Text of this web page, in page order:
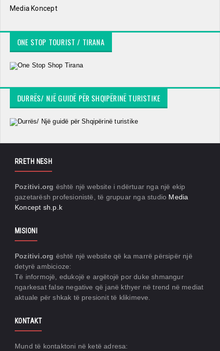
Media Koncept
ONE STOP TOURIST / TIRANA
DURRËS/ NJË GUIDË PËR SHQIPËRINË TURISTIKE
RRETH NESH
Pozitivi.org është një website i ndërtuar nga një ekip
gazetarësh profesionistë, të grupuar nga studio Media
Koncept sh.p.k
MISIONI
Pozitivi.org është një website që ka marrë përsipër një
detyrë ambicioze:
Të informojë, edukojë e argëtojë por duke shmangur
ngarkesat false negative që janë kthyer në trend në mediat
aktuale për shkak të presionit të klikimeve.
KONTAKT
Mund të kontaktoni në ketë adresa: